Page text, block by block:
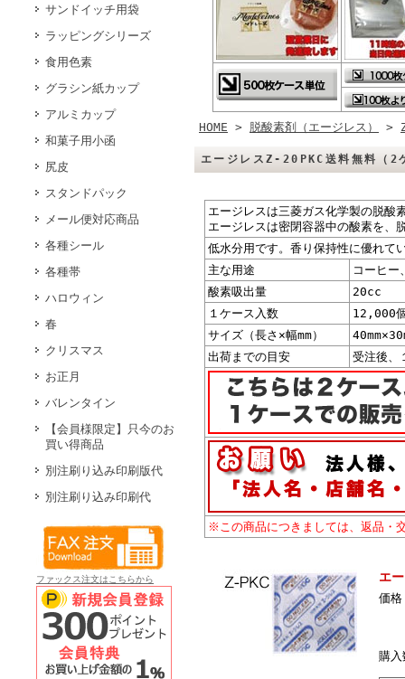
サンドイッチ用袋
ラッピングシリーズ
食用色素
グラシン紙カップ
アルミカップ
和菓子用小函
尻皮
スタンドパック
メール便対応商品
各種シール
各種帯
ハロウィン
春
クリスマス
お正月
バレンタイン
【会員様限定】只今のお
買い得商品
別注刷り込み印刷版代
別注刷り込み印刷代
ファックス注文はこちらから
HOME > 脱酸素剤（エージレス） >
エージレスZ-20PKC送料無料（
エージレスは三菱ガス化学製の脱酸
エージレスは密閉容器中の酸素を、
低水分用です。香り保持性に優れて
主な用途
コーヒー
酸素吸出量
20cc
１ケース入数
12,000
サイズ（長さ×幅mm）
出荷までの目安
受注後、
※この商品につきましては、返品・
エ
価
購